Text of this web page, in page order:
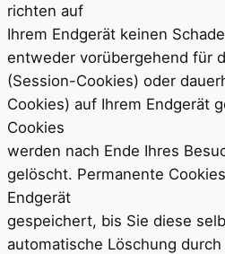
richten auf
Ihrem Endgerät keinen
entweder vorübergehend für
(Session-Cookies) oder
Cookies) auf Ihrem Endgerät
Cookies
werden nach Ende Ihres
gelöscht. Permanente
Endgerät
gespeichert, bis Sie diese
automatische Löschung